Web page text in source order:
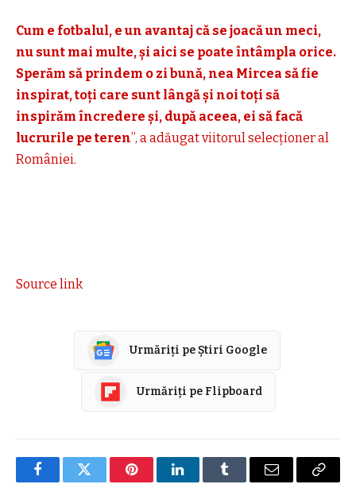
Cum e fotbalul, e un avantaj că se joacă un meci,
nu sunt mai multe, și aici se poate întâmpla orice.
Sperăm să prindem o zi bună, nea Mircea să fie
inspirat, toți care sunt lângă și noi toți să
inspirăm încredere și, după aceea, ei să facă
lucrurile pe teren”, a adăugat viitorul selecționer al
României.
Source link
Urmăriți pe Știri Google
Urmăriți pe Flipboard
FacebookTwitter PinterestLinkedInTumblr E-